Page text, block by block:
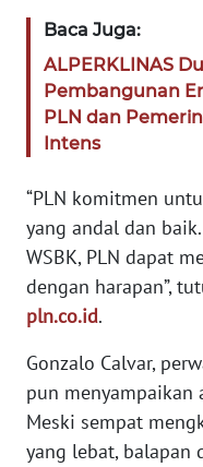
Baca Juga:
ALPERKLINAS
Pembangunan
PLN dan
Intens
“PLN komitmen
yang andal dan
WSBK, PLN dapat
dengan harapan”,
pln.co.id.
Gonzalo Calvar,
pun menyampaikan
Meski sempat
yang lebat, balapan
PEDOMAN
MEDIA
SIBER
REDAKSI
KARIR
DISCLAIMER
Wahana
Regional
WN